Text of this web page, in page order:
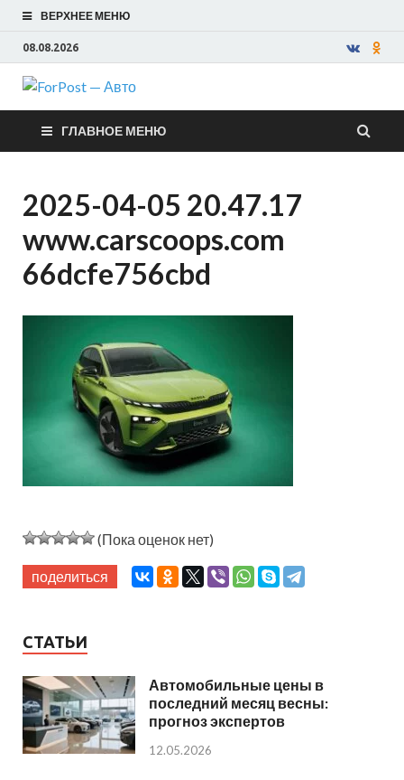
ВЕРХНЕЕ МЕНЮ
08.08.2026
ForPost —
Авто
ГЛАВНОЕ МЕНЮ
2025-04-05 20.47.17
www.carscoops.com
66dcfe756cbd
(Пока оценок нет)
поделиться
СТАТЬИ
Автомобильные цены в
последний месяц весны:
прогноз экспертов
12.05.2026